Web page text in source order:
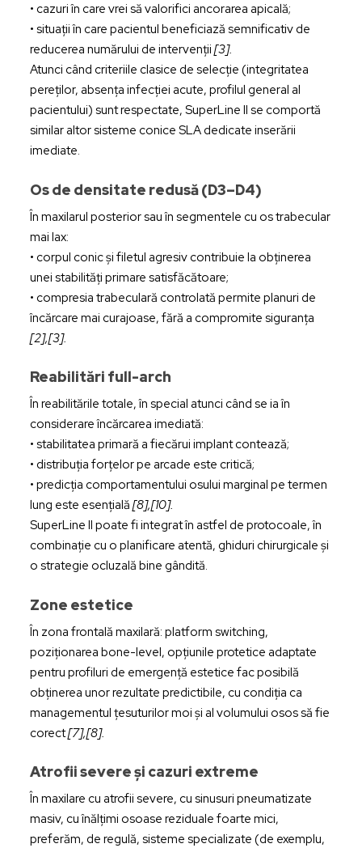
• cazuri în care vrei să valorifici ancorarea apicală;
• situații în care pacientul beneficiază semnificativ de
reducerea numărului de intervenții[3].
Atunci când criteriile clasice de selecție (integritatea
pereților, absența infecției acute, profilul general al
pacientului) sunt respectate, SuperLine II se comportă
similar altor sisteme conice SLA dedicate inserării
imediate.
Os de densitate redusă (D3–D4)
În maxilarul posterior sau în segmentele cu os trabecular
mai lax:
• corpul conic și filetul agresiv contribuie la obținerea
unei stabilități primare satisfăcătoare;
• compresia trabeculară controlată permite planuri de
încărcare mai curajoase, fără a compromite siguranța
[2],[3].
Reabilitări full-arch
În reabilitările totale, în special atunci când se ia în
considerare încărcarea imediată:
• stabilitatea primară a fiecărui implant contează;
• distribuția forțelor pe arcade este critică;
• predicția comportamentului osului marginal pe termen
lung este esențială[8],[10].
SuperLine II poate fi integrat în astfel de protocoale, în
combinație cu o planificare atentă, ghiduri chirurgicale și
o strategie ocluzală bine gândită.
Zone estetice
În zona frontală maxilară: platform switching,
poziționarea bone-level, opțiunile protetice adaptate
pentru profiluri de emergență estetice fac posibilă
obținerea unor rezultate predictibile, cu condiția ca
managementul țesuturilor moi și al volumului osos să fie
corect[7],[8].
Atrofii severe și cazuri extreme
În maxilare cu atrofii severe, cu sinusuri pneumatizate
masiv, cu înălțimi osoase reziduale foarte mici,
preferăm, de regulă, sisteme specializate (de exemplu,